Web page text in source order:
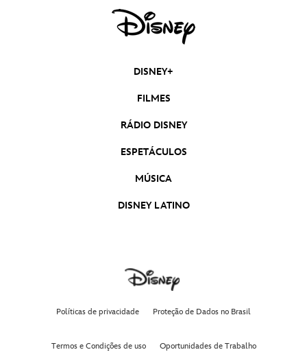
DISNEY+
FILMES
RÁDIO DISNEY
ESPETÁCULOS
MÚSICA
DISNEY LATINO
Políticas de privacidade Proteção de Dados no Brasil
Termos e Condições de uso Oportunidades de Trabalho